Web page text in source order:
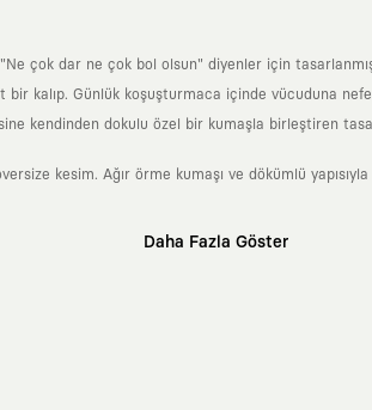
çok dar ne çok bol olsun" diyenler için
kalıp. Günlük koşuşturmaca içinde vücuduna
kendinden dokulu özel bir kumaşla birleştiren
kesim. Ağır örme kumaşı ve dökümlü
Daha Fazla Göster